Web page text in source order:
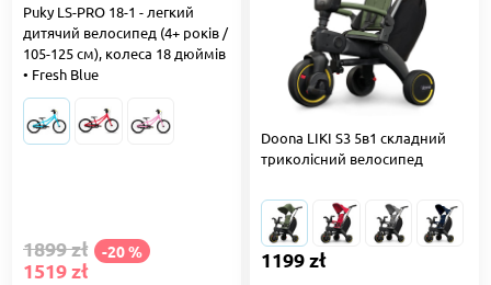
Puky LS-PRO 18-1 - легкий
дитячий велосипед (4+ років /
105-125 см), колеса 18 дюймів
• Fresh Blue
1899 zł -20 %
1519 zł
Doona LIKI S3 5в1 складний
триколісний велосипед
1199 zł